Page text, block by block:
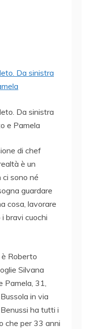
Da sinistra
e Pamela
di chef
è un
sono né
guardare
cosa, lavorare
i bravi cuochi
Roberto
Silvana
Pamela, 31,
in via
ha tutti i
che per 33 anni